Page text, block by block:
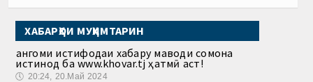
ХАБАРҲОИ МУҲИМТАРИН
Ҳангоми истифодаи хабару маводи сомона
истинод ба www.khovar.tj ҳатмӣ аст!
🕔 20:24, 20.Май 2024